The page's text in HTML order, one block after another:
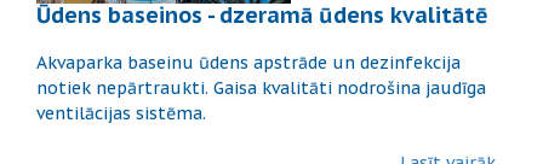
Ūdens baseinos - dzeramā ūdens kvalitātē
Akvaparka baseinu ūdens apstrāde un dezinfekcija
notiek nepārtraukti. Gaisa kvalitāti nodrošina jaudīga
ventilācijas sistēma.